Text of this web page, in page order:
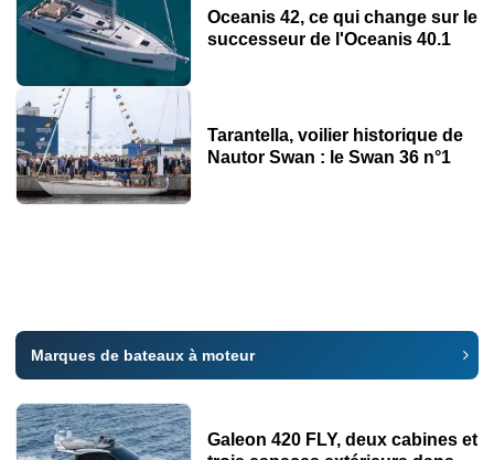
Oceanis 42, ce qui change sur le
successeur de l'Oceanis 40.1
Tarantella, voilier historique de
Nautor Swan : le Swan 36 n°1
Marques de bateaux à moteur
Galeon 420 FLY, deux cabines et